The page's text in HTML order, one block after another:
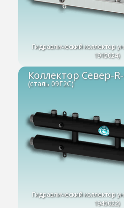
Гидравлический коллектор
1915024)
Коллектор Север-
(сталь 09Г2С)
Гидравлический коллектор
1945022)